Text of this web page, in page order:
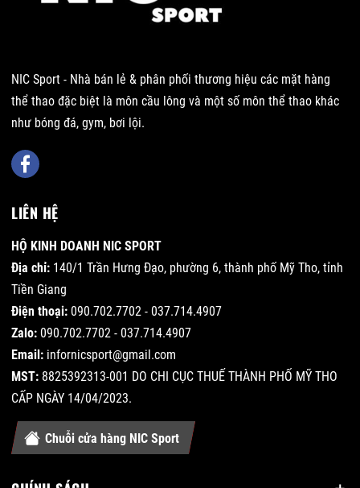
NIC Sport - Nhà bán lẻ & phân phối thương hiệu các mặt hàng
thể thao đặc biệt là môn cầu lông và một số môn thể thao khác
như bóng đá, gym, bơi lội.
LIÊN HỆ
HỘ KINH DOANH NIC SPORT
Địa chỉ: 140/1 Trần Hưng Đạo, phường 6, thành phố Mỹ Tho, tỉnh
Tiền Giang
Điện thoại: 090.702.7702 - 037.714.4907
Zalo: 090.702.7702 - 037.714.4907
Email: infornicsport@gmail.com
MST: 8825392313-001 DO CHI CỤC THUẾ THÀNH PHỐ MỸ THO
CẤP NGÀY 14/04/2023.
Chuỗi cửa hàng NIC Sport